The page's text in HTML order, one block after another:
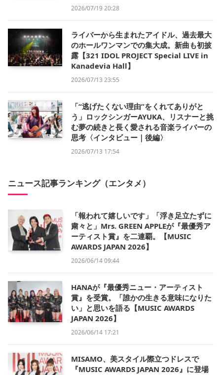
2026/07/19 20:28
ライバーから生まれたアイドル、過去最大
のホールワンマンでの集大成。新曲も初披
露【321 IDOL PROJECT Special LIVE in
Kanadevia Hall】
2026/07/13 23:55
「“逃げたくない理由”をくれてありがと
う」ロックシンガーAYUKA、リスナーと挑
む夢の続きと長く愛される音楽ライバーの
思考〈インタビュー｜後編〉
2026/07/13 17:54
ニュース記事ランキング（エンタメ）
「報われて嬉しいです」「浮き足立たずに
粛々と」Mrs. GREEN APPLEが『最優秀ア
ーティスト賞』を二連覇。【MUSIC
AWARDS JAPAN 2026】
2026/06/14 09:44
HANAが『最優秀ニュー・アーティスト
賞』を受賞。「誰かの生きる意味になりた
い」と思いを語る【MUSIC AWARDS
JAPAN 2026】
2026/06/14 17:21
MISAMO、美スタイル際立つドレスで
『MUSIC AWARDS JAPAN 2026』に登場